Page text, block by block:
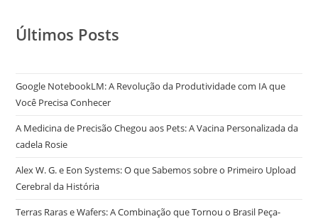
Últimos Posts
Google NotebookLM: A Revolução da Produtividade com IA que
Você Precisa Conhecer
A Medicina de Precisão Chegou aos Pets: A Vacina Personalizada da
cadela Rosie
Alex W. G. e Eon Systems: O que Sabemos sobre o Primeiro Upload
Cerebral da História
Terras Raras e Wafers: A Combinação que Tornou o Brasil Peça-